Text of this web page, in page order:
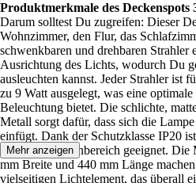
Produktmerkmale des Deckenspots
Darum solltest Du zugreifen: Dieser
Wohnzimmer, den Flur, das
schwenkbaren und drehbaren Strahler
Ausrichtung des Lichts, wodurch Du
ausleuchten kannst. Jeder Strahler ist
zu 9 Watt ausgelegt, was eine
Beleuchtung bietet. Die schlichte,
Metall sorgt dafür, dass sich die
einfügt. Dank der Schutzklasse IP20
Einsatz im Innenbereich geeignet.
mm Breite und 440 mm Länge
vielseitigen Lichtelement, das überall
Mehr anzeigen